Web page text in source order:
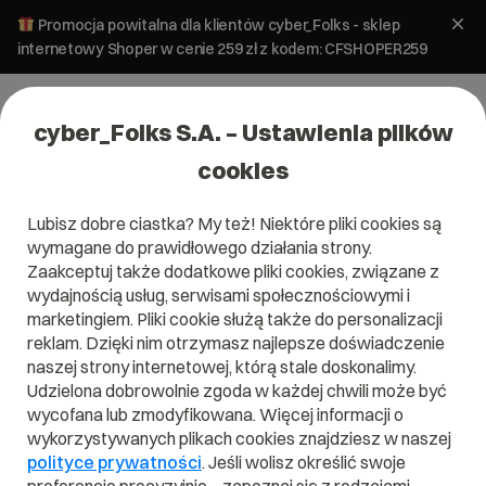
Promocja powitalna dla klientów cyber_Folks - sklep
internetowy Shoper w cenie 259 zł z kodem: CFSHOPER259
cyber_Folks S.A. – Ustawienia plików
cookies
Lubisz dobre ciastka? My też! Niektóre pliki cookies są
wymagane do prawidłowego działania strony.
Zaakceptuj także dodatkowe pliki cookies, związane z
wydajnością usług, serwisami społecznościowymi i
marketingiem. Pliki cookie służą także do personalizacji
reklam. Dzięki nim otrzymasz najlepsze doświadczenie
naszej strony internetowej, którą stale doskonalimy.
Udzielona dobrowolnie zgoda w każdej chwili może być
wycofana lub zmodyfikowana. Więcej informacji o
wykorzystywanych plikach cookies znajdziesz w naszej
polityce prywatności. Jeśli wolisz określić swoje